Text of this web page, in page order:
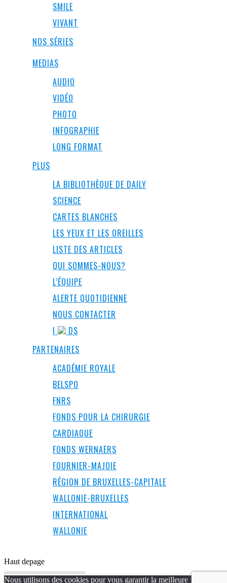
SMILE
VIVANT
NOS SÉRIES
MEDIAS
AUDIO
VIDÉO
PHOTO
INFOGRAPHIE
LONG FORMAT
PLUS
LA BIBLIOTHÈQUE DE DAILY
SCIENCE
CARTES BLANCHES
LES YEUX ET LES OREILLES
LISTE DES ARTICLES
QUI SOMMES-NOUS?
L’ÉQUIPE
ALERTE QUOTIDIENNE
NOUS CONTACTER
I
DS
PARTENAIRES
ACADÉMIE ROYALE
BELSPO
FNRS
FONDS POUR LA CHIRURGIE
CARDIAQUE
FONDS WERNAERS
FOURNIER-MAJOIE
RÉGION DE BRUXELLES-CAPITALE
WALLONIE-BRUXELLES
INTERNATIONAL
WALLONIE
Haut depage
Nous utilisons des cookies pour vous garantir la meilleure